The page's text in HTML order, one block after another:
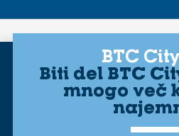
BTC
Biti del BTC
mnogo več